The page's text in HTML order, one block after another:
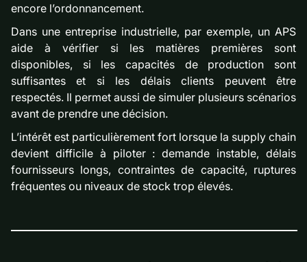
encore l’ordonnancement.
Dans une entreprise industrielle, par exemple, un APS
aide à vérifier si les matières premières sont
disponibles, si les capacités de production sont
suffisantes et si les délais clients peuvent être
respectés. Il permet aussi de simuler plusieurs scénarios
avant de prendre une décision.
L’intérêt est particulièrement fort lorsque la supply chain
devient difficile à piloter : demande instable, délais
fournisseurs longs, contraintes de capacité, ruptures
fréquentes ou niveaux de stock trop élevés.